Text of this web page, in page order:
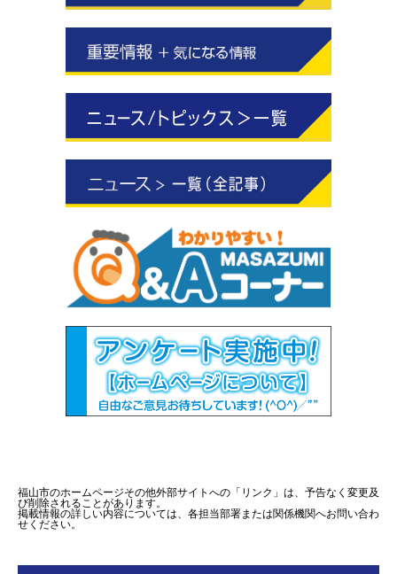
福山市のホームページその他外部サイトへの「リンク」は、予告なく変更及
び削除されることがあります。
掲載情報の詳しい内容については、各担当部署または関係機関へお問い合わ
せください。